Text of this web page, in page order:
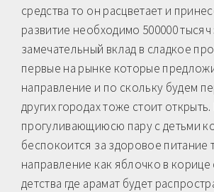
средства то он расцветает и
развитие необходимо 500000 тысяч
замечательный вклад в сладкое
первые на рынке которые
направление и по скольку будем
других городах тоже стоит
прогуливающиюсю пару с детьми
беспокоится за здоровое питание
направление как яблочко в корице
детства где арамат будет